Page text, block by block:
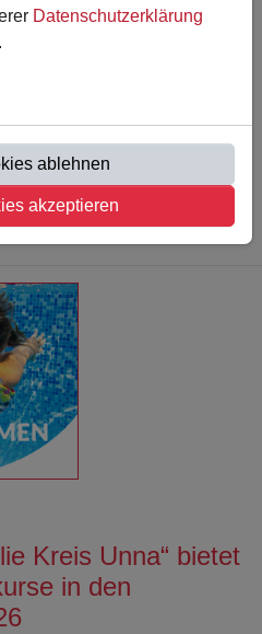
zu unserem diesjährigen
12-16 Uhr
Kreis Unna“ bietet
in den
Datenschutzerklärung
.
ablehnen
akzeptieren